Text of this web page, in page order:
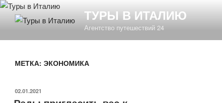
Перейти
ТУРЫ В ИТАЛИЮ
Агентство путешествий 24
МЕТКА: ЭКОНОМИКА
ОПУБЛИКОВАНО
02.01.2021